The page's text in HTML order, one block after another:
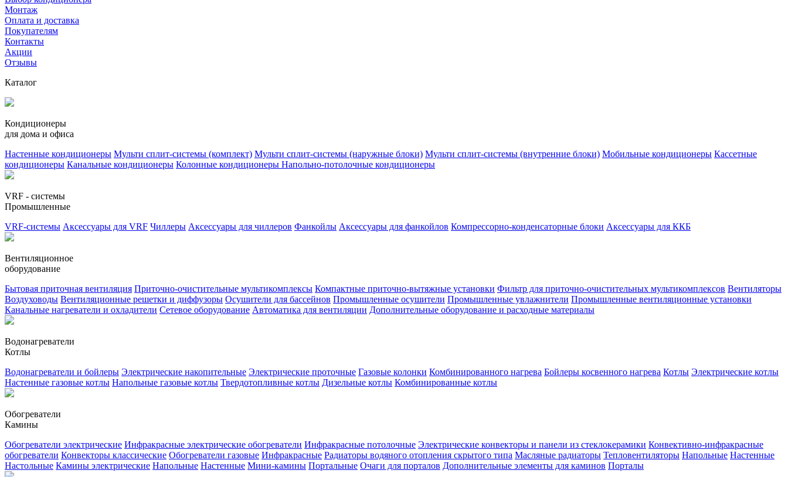
Монтаж
Оплата и доставка
Покупателям
Контакты
Акции
Отзывы
Каталог
Кондиционеры
для дома и офиса
Настенные кондиционеры Мульти сплит-системы (комплект) Мульти сплит-системы (наружные блоки) Мульти сплит-системы (внутренние блоки) Мобильные кондиционеры Кассетные
кондиционеры Канальные кондиционеры Колонные кондиционеры Напольно-потолочные кондиционеры
VRF - системы
Промышленные
VRF-системы Аксессуары для VRF Чиллеры Аксессуары для чиллеров Фанкойлы Аксессуары для фанкойлов Компрессорно-конденсаторные блоки Аксессуары для ККБ
Вентиляционное
оборудование
Бытовая приточная вентиляция Приточно-очистительные мультикомплексы Компактные приточно-вытяжные установки Фильтр для приточно-очистительных мультикомплексов Вентиляторы
Воздуховоды Вентиляционные решетки и диффузоры Осушители для бассейнов Промышленные осушители Промышленные увлажнители Промышленные вентиляционные установки
Канальные нагреватели и охладители Сетевое оборудование Автоматика для вентиляции Дополнительные оборудование и расходные материалы
Водонагреватели
Котлы
Водонагреватели и бойлеры Электрические накопительные Электрические проточные Газовые колонки Комбинированного нагрева Бойлеры косвенного нагрева Котлы Электрические котлы
Настенные газовые котлы Напольные газовые котлы Твердотопливные котлы Дизельные котлы Комбинированные котлы
Обогреватели
Камины
Обогреватели электрические Инфракрасные электрические обогреватели Инфракрасные потолочные Электрические конвекторы и панели из стеклокерамики Конвективно-инфракрасные
обогреватели Конвекторы классические Обогреватели газовые Инфракрасные Радиаторы водяного отопления скрытого типа Масляные радиаторы Тепловентиляторы Напольные Настенные
Настольные Камины электрические Напольные Настенные Мини-камины Портальные Очаги для порталов Дополнительные элементы для каминов Порталы